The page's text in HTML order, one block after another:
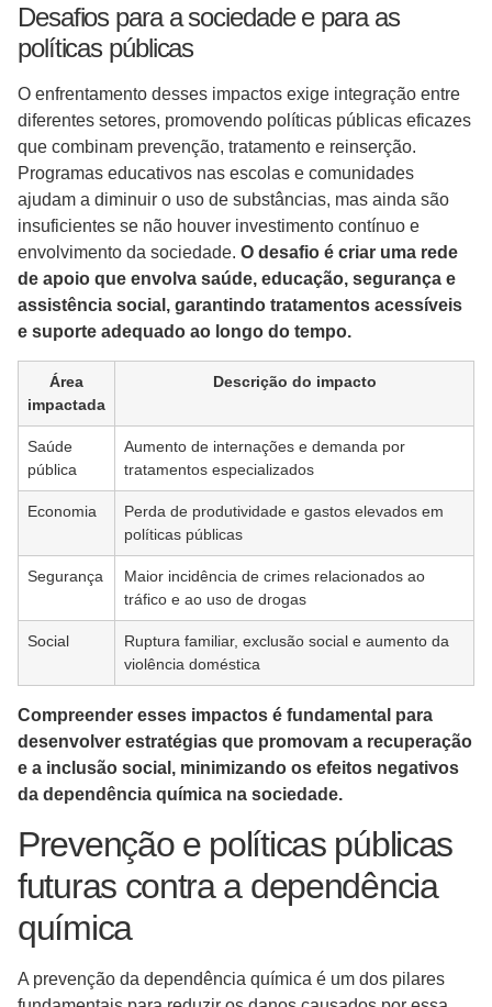
Desafios para a sociedade e para as
políticas públicas
O enfrentamento desses impactos exige integração entre
diferentes setores, promovendo políticas públicas eficazes
que combinam prevenção, tratamento e reinserção.
Programas educativos nas escolas e comunidades
ajudam a diminuir o uso de substâncias, mas ainda são
insuficientes se não houver investimento contínuo e
envolvimento da sociedade. O desafio é criar uma rede
de apoio que envolva saúde, educação, segurança e
assistência social, garantindo tratamentos acessíveis
e suporte adequado ao longo do tempo.
Área
impactada
Descrição do impacto
Saúde
pública
Aumento de internações e demanda por
tratamentos especializados
Economia
Perda de produtividade e gastos elevados em
políticas públicas
Segurança
Maior incidência de crimes relacionados ao
tráfico e ao uso de drogas
Social
Ruptura familiar, exclusão social e aumento da
violência doméstica
Compreender esses impactos é fundamental para
desenvolver estratégias que promovam a recuperação
e a inclusão social, minimizando os efeitos negativos
da dependência química na sociedade.
Prevenção e políticas públicas
futuras contra a dependência
química
A prevenção da dependência química é um dos pilares